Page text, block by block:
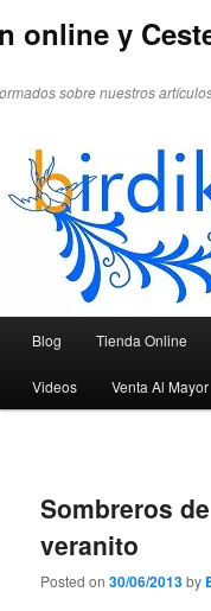
online y
sobre nuestros
Ir al contenido principal
Ir al contenido
Blog Tienda Online
Videos Venta Al Mayor
Sombreros
veranito
Posted on30/06/2013by